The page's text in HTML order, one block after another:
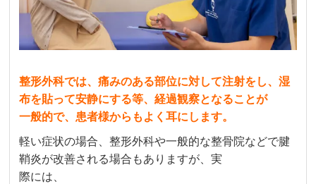
整形外科では、痛みのある部位に対して注射をし、湿
布を貼って安静にする等、経過観察となることが
一般的で、患者様からもよく耳にします。
軽い症状の場合、整形外科や一般的な整骨院などで腱
鞘炎が改善される場合もありますが、実
際には、